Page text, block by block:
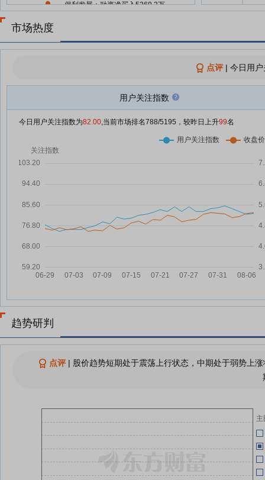
保利发展：融资净买入5369.3万
08-06
需求分层释放 7月楼市“淡季不淡”
渠路“王炸”地块
08-04
地产图谱｜土地市场“拼流速”，保
08-04
08-04
元，融资余额27.21亿元
08-04
元
08-03
4死2伤，开发商独家回应
08-02
降幅收窄
08-02
1.8万亿！房企前七月成绩单来了
高层再次定调稳楼市
07-11
07-11
06-30
市场热度
点评| 今日用
用户关注指数
今日用户关注指数为82.00,当前市场排名788/5195，较昨日上升99名
趋势研判
点评| 股价趋势短期处于震荡上行状态，中期处于弱势上
主